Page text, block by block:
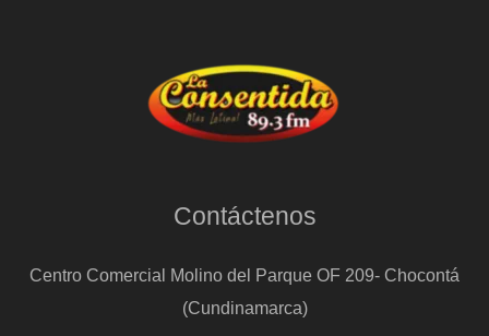
Contáctenos
Centro Comercial Molino del Parque OF 209- Chocontá
(Cundinamarca)